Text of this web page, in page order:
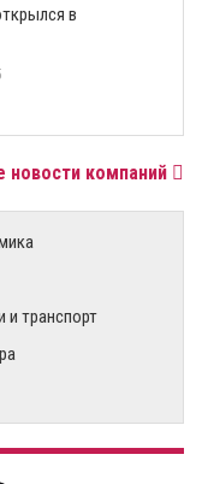
в
новости компаний
и транспорт